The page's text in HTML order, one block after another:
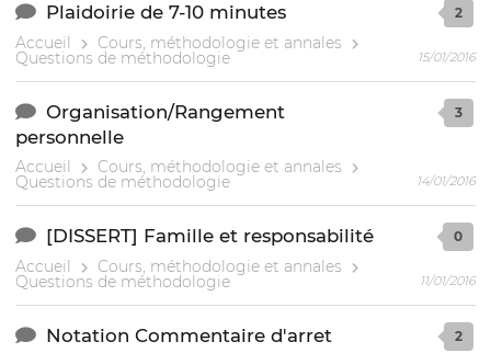
Plaidoirie de 7-10 minutes
Accueil Cours, méthodologie et annales
Questions de méthodologie
2
15/01/2016
Organisation/Rangement
personnelle
Accueil Cours, méthodologie et annales
Questions de méthodologie
3
14/01/2016
[DISSERT] Famille et responsabilité
Accueil Cours, méthodologie et annales
Questions de méthodologie
0
11/01/2016
Notation Commentaire d'arret 2